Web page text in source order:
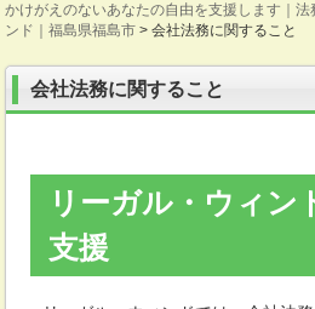
かけがえのないあなたの自由を支援します｜
ンド｜福島県福島市 >会社法務に関すること
会社法務に関すること
リーガル・ウィン
支援